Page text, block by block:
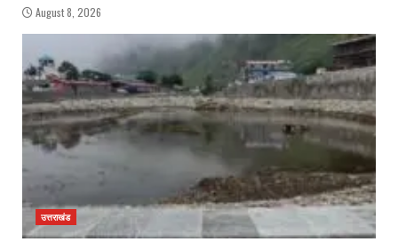
August 8, 2026
उत्तराखंड